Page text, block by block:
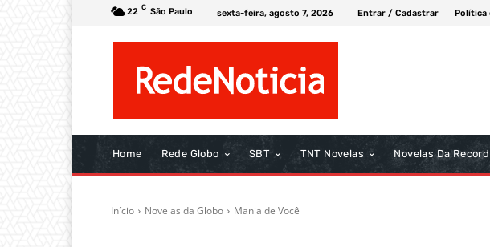
22 C São Paulo sexta-feira, agosto 7, 2026 Entrar / Cadastrar Política
Home Rede Globo SBT TNT Novelas Novelas Da Record
Início Novelas da Globo Mania de Você